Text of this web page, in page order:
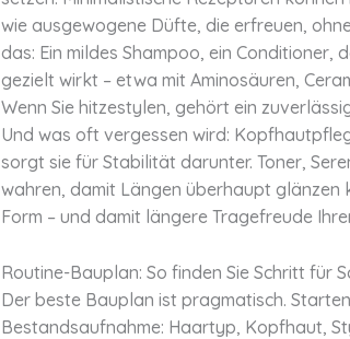
wie ausgewogene Düfte, die erfreuen,
das: Ein mildes Shampoo, ein Conditioner,
gezielt wirkt – etwa mit Aminosäuren,
Wenn Sie hitzestylen, gehört ein
Und was oft vergessen wird:
sorgt sie für Stabilität darunter. Toner,
wahren, damit Längen überhaupt glänzen
Form – und damit längere Tragefreude
Routine-Bauplan: So finden Sie Schritt für
Der beste Bauplan ist pragmatisch.
Bestandsaufnahme: Haartyp, Kopfhaut,